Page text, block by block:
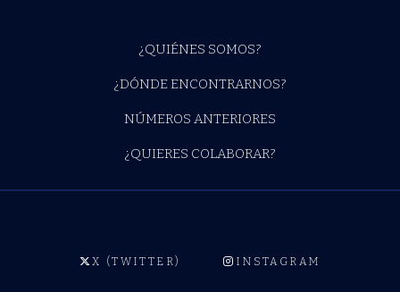
¿QUIÉNES SOMOS?
¿DÓNDE ENCONTRARNOS?
NÚMEROS ANTERIORES
¿QUIERES COLABORAR?
X (TWITTER) INSTAGRAM